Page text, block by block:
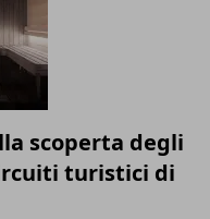
scoperta degli
turistici di